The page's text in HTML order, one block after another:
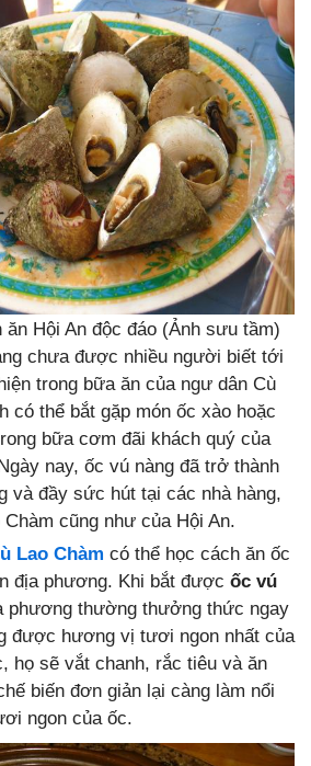
ăn Hội An độc đáo (Ảnh sưu tầm)
chưa được nhiều người biết tới
trong bữa ăn của ngư dân Cù
có thể bắt gặp món ốc xào hoặc
bữa cơm đãi khách quý của
nay, ốc vú nàng đã trở thành
và đầy sức hút tại các nhà hàng,
cũng như của Hội An.
Lao Chàm có thể học cách ăn ốc
địa phương. Khi bắt được ốc vú
phương thường thưởng thức ngay
được hương vị tươi ngon nhất của
họ sẽ vắt chanh, rắc tiêu và ăn
biến đơn giản lại càng làm nổi
ngon của ốc.